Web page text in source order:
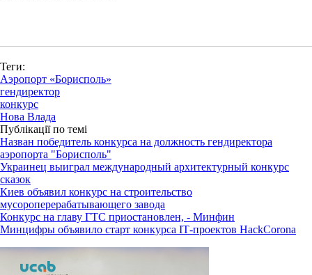
Теги:
Аэропорт «Борисполь»
гендиректор
конкурс
Нова Влада
Публікації по темі
Назван победитель конкурса на должность гендиректора
аэропорта "Борисполь"
Украинец выиграл международный архитектурный конкурс
сказок
Киев объявил конкурс на строительство
мусороперерабатывающего завода
Конкурс на главу ГТС приостановлен, - Минфин
Минцифры объявило старт конкурса ІТ-проектов HackCorona